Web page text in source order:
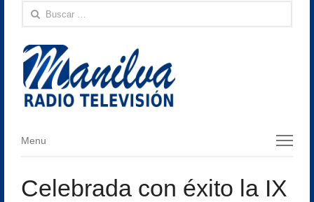
Buscar:
Menu
Menu
Celebrada con éxito la IX